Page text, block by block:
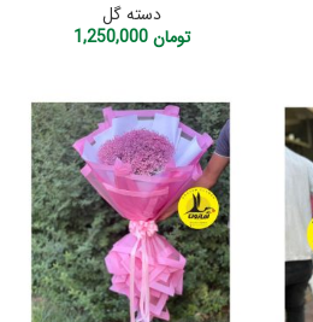
دسته گل
تومان